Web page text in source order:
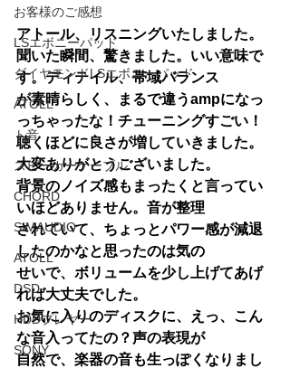
お客様のご感想
LSエボニーパッド
ダイヤモンドLSエボニーパッド
ATOLL
ト音
スピーカーケーブル
CHORD
SIMAUDIO
ATOLL
DSD
HDDプレヤー
SONY
アトール、リスニングいたしました。
聞いた瞬間、驚きました。いい意味で
す。ディテイル、帯域バランス
が素晴らしく、まるで違うampになっ
っちゃったな！チューニングすごい！
聴くほどに良さが増していきました。
大変ありがとうございました。
背景のノイズ感もまったくと言ってい
いほどありません。音が整理
されていて、ちょっとパワー感が減退
したのかなと思ったのは気の
せいで、ボリュームを少し上げてあげ
れば大丈夫でした。
お気に入りのディスクに、えっ、こん
な音入ってたの？声の表現が
自然で、楽器の音も生っぽくなりまし